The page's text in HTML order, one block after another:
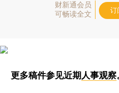
财新通会员
可畅读全文
订
更多稿件参见近期 人事观察